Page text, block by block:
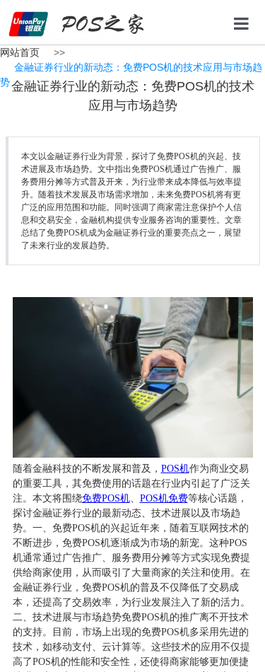
POS机办理
办理流程
新闻资讯
联系我们
金融证券行业的新动态：免费POS机的技术
应用与市场趋势
本文以金融证券行业为背景，探讨了免费POS机的兴起、技
术进展及市场趋势。文中指出免费POS机通过广告推广、服
务费用分摊等方式普及开来，为行业带来成本降低与效率提
升。随着技术发展及市场需求增加，未来免费POS机将有更
广泛的应用范围和功能。同时强调了商家需注意保护个人信
息和交易安全，金融机构提供专业服务咨询的重要性。文章
总结了免费POS机成为金融证券行业的重要亮点之一，展望
了未来行业的发展趋势。
随着金融科技的不断发展和普及， POS机作为商业交易
的重要工具，其免费使用的话题在行业内引起了广泛关
注。本文将围绕免费POS机、 POS机免费等核心话题，
探讨金融证券行业的最新动态、技术进展以及市场趋
势。一、免费POS机的兴起近年来，随着互联网技术的
不断进步，免费POS机逐渐成为市场的新宠。这种POS
机通常通过广告推广、服务费用分摊等方式实现免费提
供给商家使用，从而吸引了大量商家的关注和使用。在
金融证券行业，免费POS机的普及不仅降低了交易成
本，还提高了交易效率，为行业发展注入了新的活力。
二、技术进展与市场趋势免费POS机的推广离不开技术
的支持。目前，市场上出现的免费POS机多采用先进的
技术，如移动支付、云计算等。这些技术的应用不仅提
高了POS机的性能和安全性，还使得商家能够更加便捷
网站首页
>>
金融证券行业的新动态：免费POS机的技术应用与市场趋
势